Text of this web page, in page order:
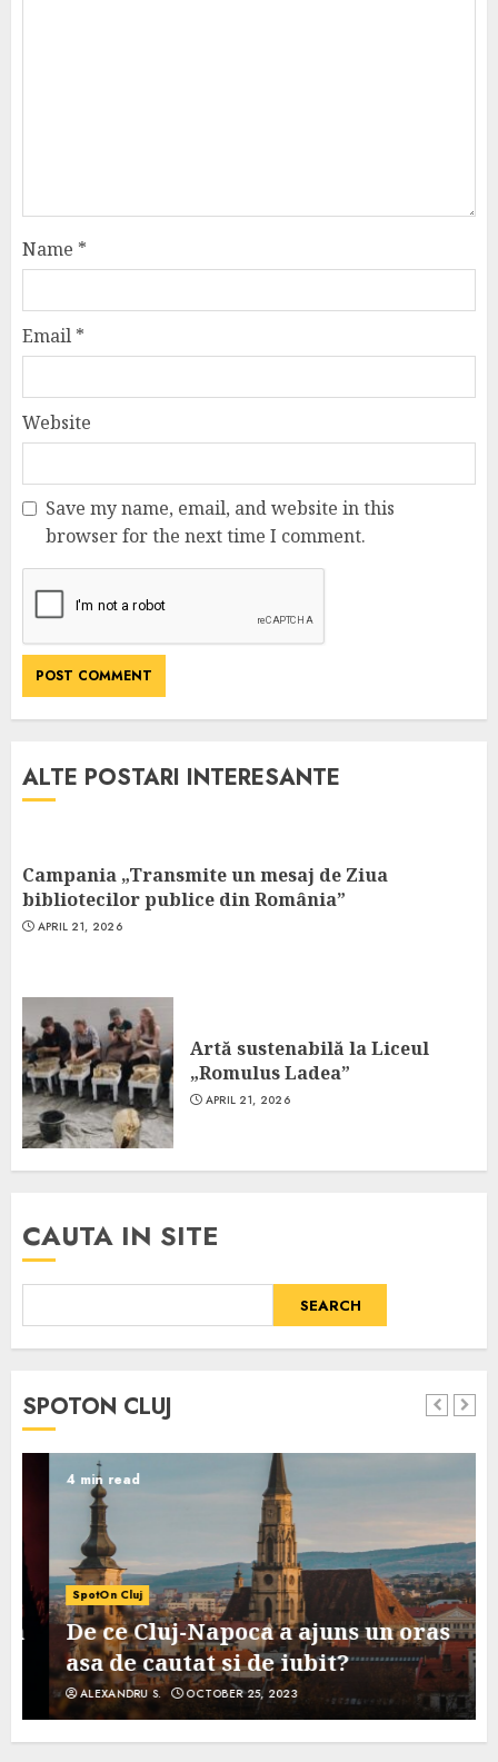
Name *
Email *
Website
Save my name, email, and website in this
browser for the next time I comment.
ALTE POSTARI INTERESANTE
Campania „Transmite un mesaj de Ziua
bibliotecilor publice din România”
APRIL 21, 2026
Artă sustenabilă la Liceul
„Romulus Ladea”
APRIL 21, 2026
CAUTA IN SITE
SEARCH
SPOTON CLUJ
4 min read
SpotOn Cluj
De ce Cluj-Napoca a ajuns un oras
asa de cautat si de iubit?
ALEXANDRU S. OCTOBER 25, 2023